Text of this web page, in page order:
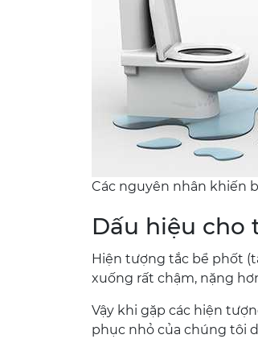
Các nguyên nhân khiến
Dấu hiệu cho
Hiện tượng tắc bể phốt
xuống rất chậm, nặng
Vậy khi gặp các hiện
phục nhỏ của chúng tôi